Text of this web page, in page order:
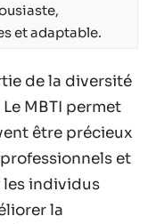
et adaptable.
de la diversité
MBTI permet
être précieux
et
les individus
la